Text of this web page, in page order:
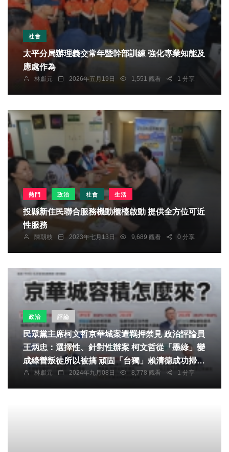
社會
太平分局辦理義交常年暨幹部訓練 強化專業知能及
應處作為
林獻元 2026年五月19日 1,551 觀看 1 分享
熱門 政治 社會 生活
投縣新住民聯合服務機動櫃檯啟動 提供全方位可近
性服務
陳朝枝 2023年七月13日 9,689 觀看 0 分享
政治 評論
民眾黨主席柯文哲京華城案遭羈押禁見 政治評論員
王炳忠：選擇性、針對性辦案 柯文哲從「墨綠」變
成綠營叛徒所以被搞 頑固「台獨」賴清德成功掃除
執政一大障礙
林獻元 2024年九月08日 8,778 觀看 1 分享